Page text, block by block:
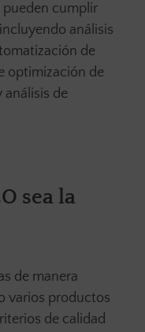
pueden cumplir
análisis
de
optimización de
de
sea la
de manera
varios productos
de calidad